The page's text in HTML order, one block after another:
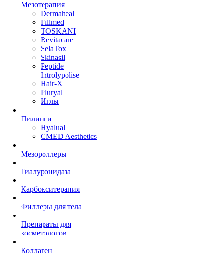
Мезотерапия
Dermaheal
Fillmed
TOSKANI
Revitacare
SelaTox
Skinasil
Peptide
Introlypolise
Hair-X
Pluryal
Иглы
Пилинги
Hyalual
CMED Aesthetics
Мезороллеры
Гиалуронидаза
Карбокситерапия
Филлеры для тела
Препараты для
косметологов
Коллаген